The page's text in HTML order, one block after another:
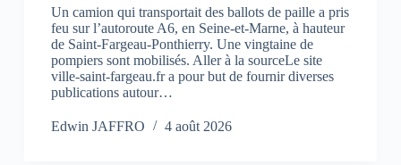
Un camion qui transportait des ballots de paille a pris
feu sur l’autoroute A6, en Seine-et-Marne, à hauteur
de Saint-Fargeau-Ponthierry. Une vingtaine de
pompiers sont mobilisés. Aller à la sourceLe site
ville-saint-fargeau.fr a pour but de fournir diverses
publications autour…
Edwin JAFFRO 4 août 2026